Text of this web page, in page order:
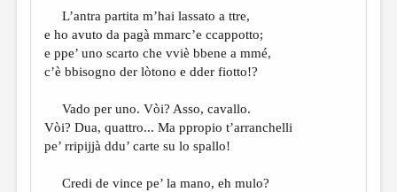
L’antra partita m’hai lassato a ttre,
e ho avuto da pagà mmarc’e ccappotto;
e ppe’ uno scarto che vviè bbene a mmé,
c’è bbisogno der lòtono e dder fiotto!?
Vado per uno. Vòi? Asso, cavallo.
Vòi? Dua, quattro... Ma ppropio t’arranchelli
pe’ rripijjà ddu’ carte su lo spallo!
Credi de vince pe’ la mano, eh mulo?